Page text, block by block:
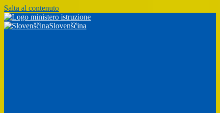
Salta al contenuto
Slovenščina